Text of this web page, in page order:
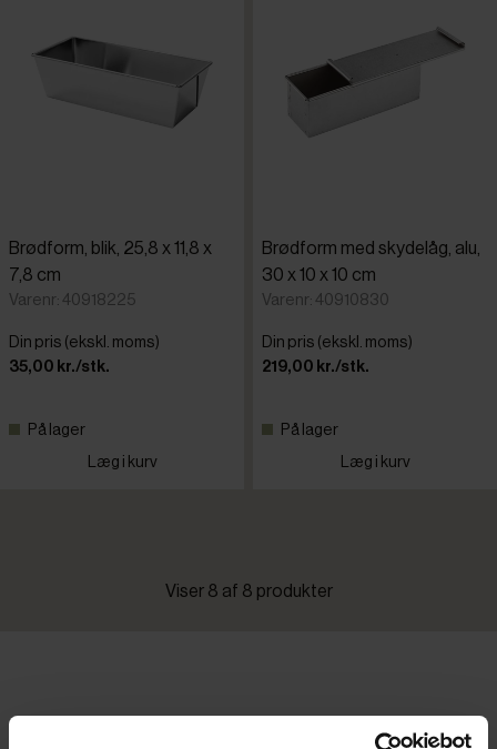
Brødform, blik, 25,8 x 11,8 x
7,8 cm
Varenr: 40918225
Din pris (ekskl. moms)
35,00 kr./stk.
På lager
Læg i kurv
Brødform med skydelåg, alu,
30 x 10 x 10 cm
Varenr: 40910830
Din pris (ekskl. moms)
219,00 kr./stk.
På lager
Læg i kurv
Viser 8 af 8 produkter